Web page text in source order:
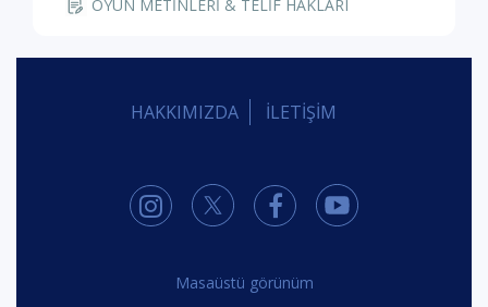
OYUN METİNLERİ & TELİF HAKLARI
HAKKIMIZDA İLETİŞİM
Masaüstü görünüm